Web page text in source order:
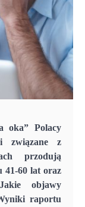
oka” Polacy
związane z
przodują
41-60 lat oraz
objawy
raportu